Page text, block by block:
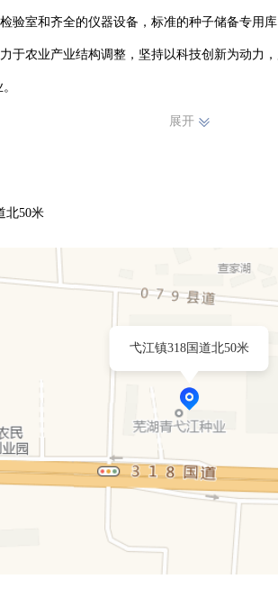
验室和齐全的仪器设备，标准的种子储备专用
于农业产业结构调整，坚持以科技创新为动力
展开
北50米
弋江镇318国道北50米